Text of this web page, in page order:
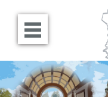
Menü öffnen